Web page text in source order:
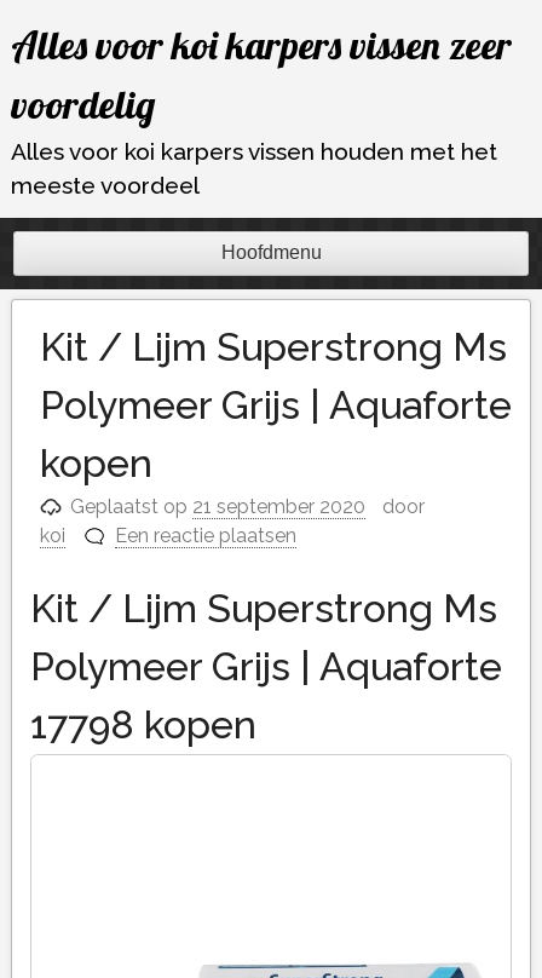
naar
inhoud
Alles voor koi karpers vissen zeer
voordelig
Alles voor koi karpers vissen houden met het
meeste voordeel
Hoofdmenu
Kit / Lijm Superstrong Ms
Polymeer Grijs | Aquaforte
kopen
Geplaatst op 21 september 2020
door
koi
Een reactie plaatsen
Kit / Lijm Superstrong Ms
Polymeer Grijs | Aquaforte
17798 kopen